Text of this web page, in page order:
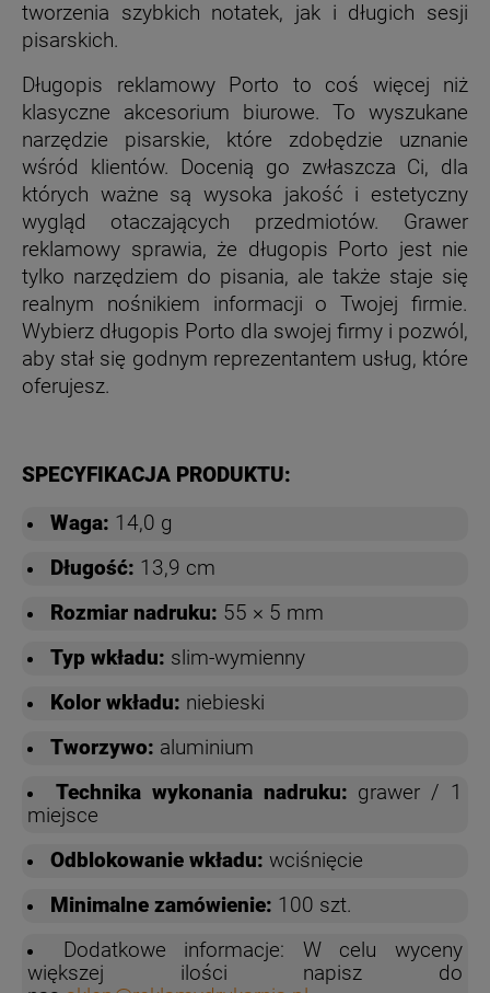
tworzenia szybkich notatek, jak i długich sesji
pisarskich.
Długopis reklamowy Porto to coś więcej niż
klasyczne akcesorium biurowe. To wyszukane
narzędzie pisarskie, które zdobędzie uznanie
wśród klientów. Docenią go zwłaszcza Ci, dla
których ważne są wysoka jakość i estetyczny
wygląd otaczających przedmiotów. Grawer
reklamowy sprawia, że długopis Porto jest nie
tylko narzędziem do pisania, ale także staje się
realnym nośnikiem informacji o Twojej firmie.
Wybierz długopis Porto dla swojej firmy i pozwól,
aby stał się godnym reprezentantem usług, które
oferujesz.
SPECYFIKACJA PRODUKTU:
Waga: 14,0 g
Długość: 13,9 cm
Rozmiar nadruku: 55 × 5 mm
Typ wkładu: slim-wymienny
Kolor wkładu: niebieski
Tworzywo: aluminium
Technika wykonania nadruku: grawer / 1
miejsce
Odblokowanie wkładu: wciśnięcie
Minimalne zamówienie: 100 szt.
Dodatkowe informacje: W celu wyceny
większej ilości napisz do